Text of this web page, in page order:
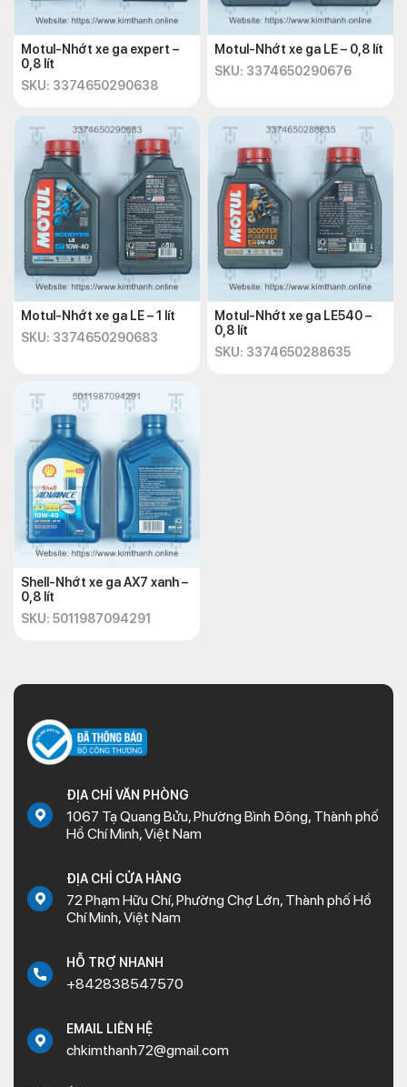
Motul-Nhớt xe ga expert –
0,8 lít
SKU: 3374650290638
Motul-Nhớt xe ga LE – 0,8 lít
SKU: 3374650290676
Motul-Nhớt xe ga LE – 1 lít
SKU: 3374650290683
Motul-Nhớt xe ga LE540 –
0,8 lít
SKU: 3374650288635
Shell-Nhớt xe ga AX7 xanh –
0,8 lít
SKU: 5011987094291
ĐỊA CHỈ VĂN PHÒNG
1067 Tạ Quang Bửu, Phường Bình Đông, Thành phố
Hồ Chí Minh, Việt Nam
ĐỊA CHỈ CỬA HÀNG
72 Phạm Hữu Chí, Phường Chợ Lớn, Thành phố Hồ
Chí Minh, Việt Nam
HỖ TRỢ NHANH
+842838547570
EMAIL LIÊN HỆ
chkimthanh72@gmail.com